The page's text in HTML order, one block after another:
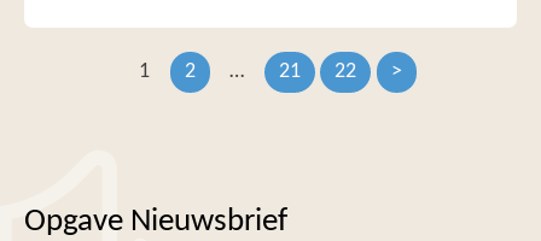
1 2 … 21 22 >
Opgave Nieuwsbrief